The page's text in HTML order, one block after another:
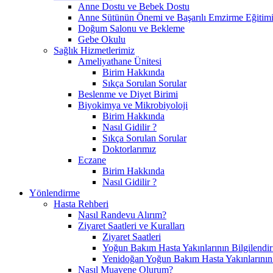
Anne Dostu ve Bebek Dostu
Anne Sütünün Önemi ve Başarılı Emzirme Eğitimi
Doğum Salonu ve Bekleme
Gebe Okulu
Sağlık Hizmetlerimiz
Ameliyathane Ünitesi
Birim Hakkında
Sıkça Sorulan Sorular
Beslenme ve Diyet Birimi
Biyokimya ve Mikrobiyoloji
Birim Hakkında
Nasıl Gidilir ?
Sıkça Sorulan Sorular
Doktorlarımız
Eczane
Birim Hakkında
Nasıl Gidilir ?
Yönlendirme
Hasta Rehberi
Nasıl Randevu Alırım?
Ziyaret Saatleri ve Kuralları
Ziyaret Saatleri
Yoğun Bakım Hasta Yakınlarının
Yenidoğan Yoğun Bakım Hasta
Nasıl Muayene Olurum?